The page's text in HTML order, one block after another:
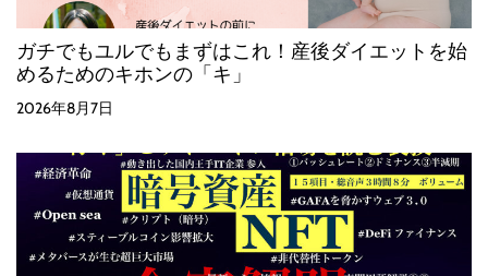
ガチでもユルでもまずはこれ！産後ダイエットを始
めるためのキホンの「キ」
2026年8月7日